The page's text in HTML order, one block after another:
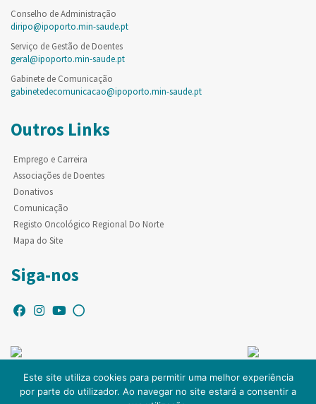
Conselho de Administração
diripo@ipoporto.min-saude.pt
Serviço de Gestão de Doentes
geral@ipoporto.min-saude.pt
Gabinete de Comunicação
gabinetedecomunicacao@ipoporto.min-saude.pt
Outros Links
Emprego e Carreira
Associações de Doentes
Donativos
Comunicação
Registo Oncológico Regional Do Norte
Mapa do Site
Siga-nos
Este site utiliza cookies para permitir uma melhor experiência
por parte do utilizador. Ao navegar no site estará a consentir a